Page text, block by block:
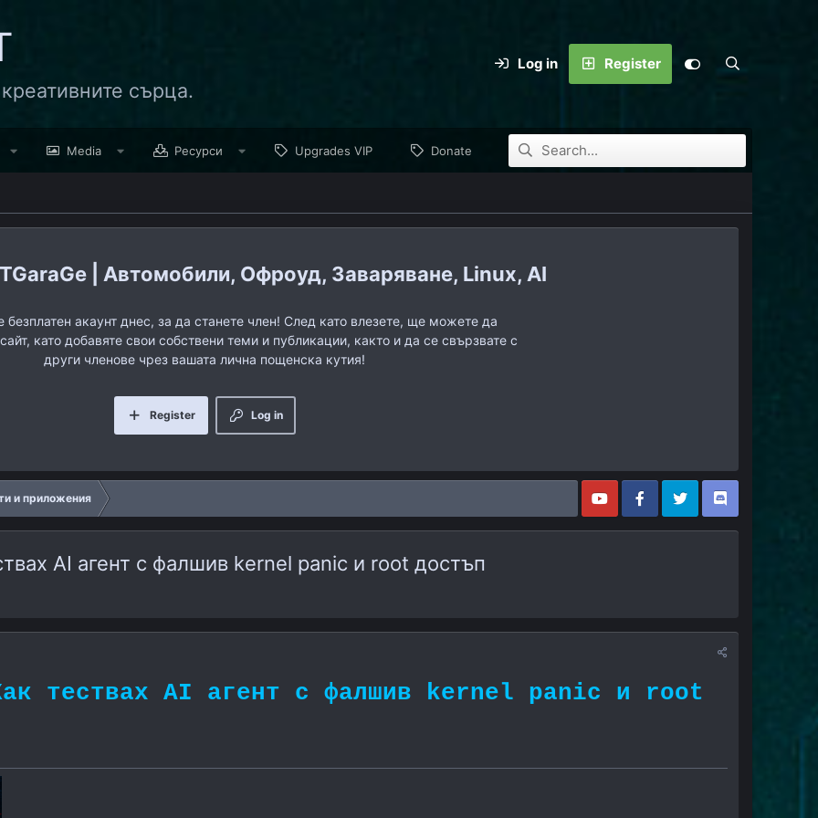
сърца.
Log in Register
Media Ресурси Upgrades VIP Donate
| Автомобили, Офроуд, Заваряване, Linux, AI
безплатен акаунт днес, за да станете член! След като влезете, ще можете да
като добавяте свои собствени теми и публикации, както и да се свързвате с
други членове чрез вашата лична пощенска кутия!
Log in
Register
и приложения
AI агент с фалшив kernel panic и root достъп
тествах AI агент с фалшив kernel panic и root